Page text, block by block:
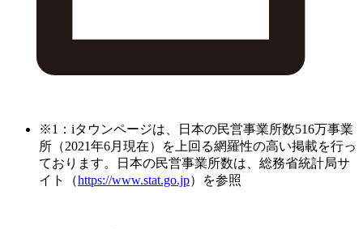
※1：iタウンページは、日本の民営事業所数516万事業
所（2021年6月現在）を上回る網羅性の高い掲載を行っ
ております。日本の民営事業所数は、総務省統計局サ
イト（https://www.stat.go.jp）を参照